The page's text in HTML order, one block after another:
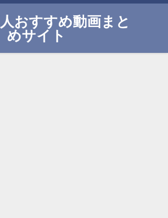
おすすめ動画まと
めサイト